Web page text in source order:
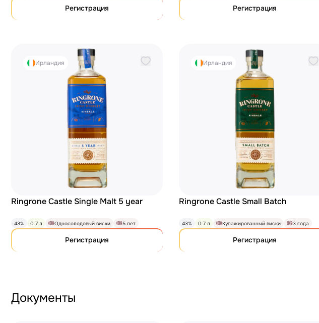
Регистрация Регистрация
Ирландия
Ringrone Castle Single Malt 5 year
43% 0.7 л Односолодовый виски 5 лет
Регистрация
Ирландия
Ringrone Castle Small Batch
43% 0.7 л Купажированный виски 3 года
Регистрация
Документы